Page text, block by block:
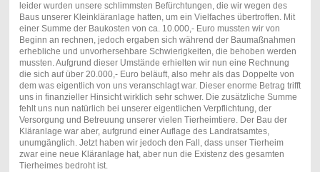
leider wurden unsere schlimmsten Befürchtungen, die wir wegen des
Baus unserer Kleinkläranlage hatten, um ein Vielfaches übertroffen. Mit
einer Summe der Baukosten von ca. 10.000,- Euro mussten wir von
Beginn an rechnen, jedoch ergaben sich während der Baumaßnahmen
erhebliche und unvorhersehbare Schwierigkeiten, die behoben werden
mussten. Aufgrund dieser Umstände erhielten wir nun eine Rechnung
die sich auf über 20.000,- Euro beläuft, also mehr als das Doppelte von
dem was eigentlich von uns veranschlagt war. Dieser enorme Betrag trifft
uns in finanzieller Hinsicht wirklich sehr schwer. Die zusätzliche Summe
fehlt uns nun natürlich bei unserer eigentlichen Verpflichtung, der
Versorgung und Betreuung unserer vielen Tierheimtiere. Der Bau der
Kläranlage war aber, aufgrund einer Auflage des Landratsamtes,
unumgänglich. Jetzt haben wir jedoch den Fall, dass unser Tierheim
zwar eine neue Kläranlage hat, aber nun die Existenz des gesamten
Tierheimes bedroht ist.